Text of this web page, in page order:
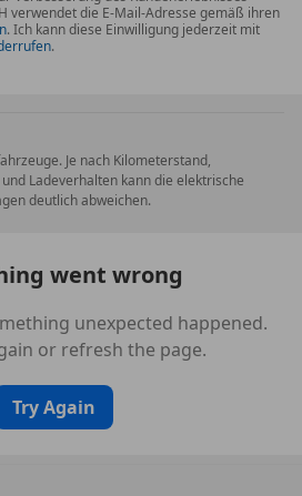
vorbehalten.
verwendet die E-Mail-Adresse gemäß ihren
. Ich kann diese Einwilligung jederzeit mit
.
Je nach Kilometerstand,
Ladeverhalten kann die elektrische
deutlich abweichen.
went wrong
unexpected happened.
or refresh the page.
Try Again